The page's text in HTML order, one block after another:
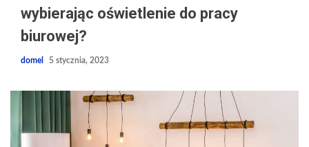
wybierając oświetlenie do pracy
biurowej?
domel 5 stycznia, 2023